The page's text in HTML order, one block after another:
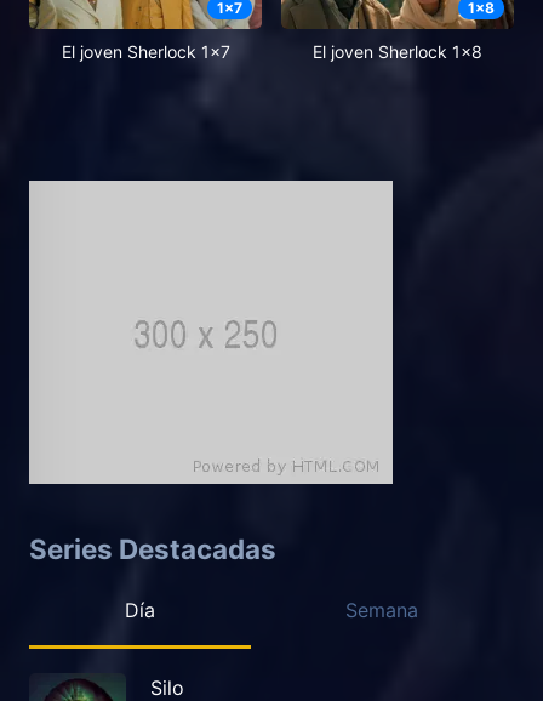
1x7
El joven Sherlock 1x7
1x8
El joven Sherlock 1x8
Series Destacadas
Día Semana
Silo